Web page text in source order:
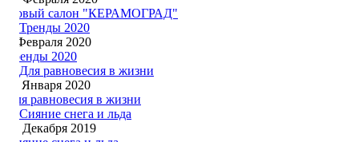
Новый салон "КЕРАМОГРАД"
3 Февраля 2020
Тренды 2020
11 Января 2020
Для равновесия в жизни
17 Декабря 2019